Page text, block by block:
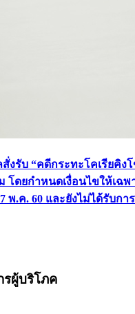
สั่งรับ “คดีกระทะโคเรียคิง
โดยกำหนดเงื่อนไขให้เฉ
พ.ค. 60 และยังไม่ได้รับการ
รผู้บริโภค